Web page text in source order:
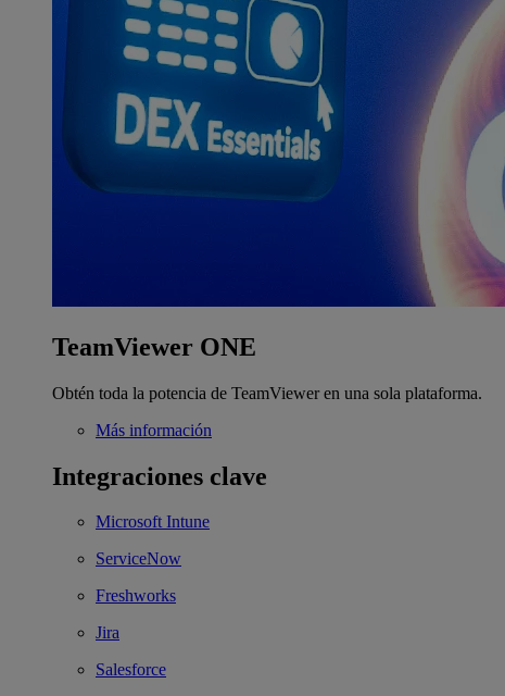
TeamViewer ONE
Obtén toda la potencia de TeamViewer en una sola plataforma.
Más información
Integraciones clave
Microsoft Intune
ServiceNow
Freshworks
Jira
Salesforce